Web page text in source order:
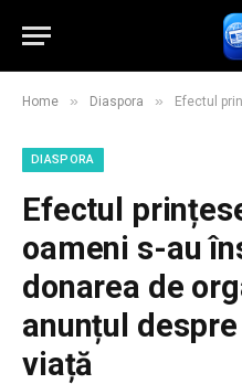
Home » Diaspora » Efectul prințesei: mii de
DIASPORA
Efectul
oameni s-au
donarea de
anunțul
viață